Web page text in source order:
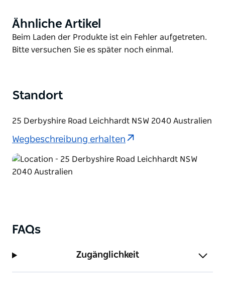
verschiedene Gemeinde- und
Wohltätigkeitsveranstaltungen zur Verfügung
Product
List
Ähnliche Artikel
Product
List
Beim Laden der Produkte ist ein Fehler aufgetreten.
Bitte versuchen Sie es später noch einmal.
Standort
25 Derbyshire Road Leichhardt NSW 2040 Australien
Wegbeschreibung erhalten
FAQs
Zugänglichkeit